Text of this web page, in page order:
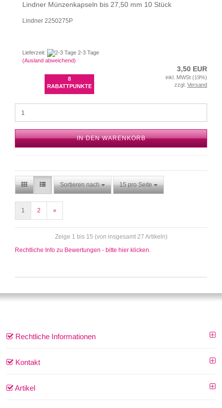
Lindner Münzenkapseln bis 27,50 mm 10 Stück
Lindner 2250275P
Lieferzeit:
2-3 Tage
(Ausland abweichend)
8
RABATTPUNKTE
3,50 EUR
inkl. MWSt (19%)
zzgl. Versand
IN DEN WARENKORB
Sortieren nach 15 pro Seite
1 2 »
Zeige 1 bis 15 (von insgesamt 27 Artikeln)
Rechtliche Info zu Bewertungen - bitte hier klicken.
Rechtliche Informationen
Kontakt
Artikel